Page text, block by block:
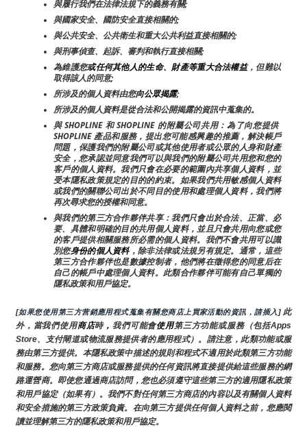
與履行我們在法律法規下的義務有關;
與國家安全、國防安全直接相關的;
與公共安全、公共衛生和重大公共利益直接相關的;
與刑事偵查、起訴、審判和執行直接相關;
為維護您或任何其他人的生命、財產等重大合法權益，但難以
取得該人的同意;
所涉及的個人資料由您向公眾揭露;
所涉及的個人資料是從合法和公開揭露的資訊中蒐集的。
與 SHOPLINE 和 SHOPLINE 的附屬公司共用：為了向您提供
SHOPLINE 產品和服務，提出您可能感興趣的推薦，解決帳戶
問題，保護我們的附屬公司或其他使用者或公眾的人身和財產
安全，您承認並同意我們可以與我們的附屬公司共用您和您的
客戶的個人資料。我們只會在必要的範圍內共享個人資料，並
受本隱私政策規定的目的的約束。如果我們共用敏感個人資料
或我們的關聯公司出於不同目的使用和處理個人資料，我們將
再次尋求您的授權和同意。
與我們的第三方合作夥伴共享：我們只會出於合法、正當、必
要、具體和明確的目的共用個人資料，並且只會共用向您或您
的客戶提供相關服務所必需的個人資料。我們不會共用可以識
別您身份的個人資料，除非法律或法規另有規定。通常，這些
第三方合作夥伴也是數據控制者，他們將在徵得您的同意后在
自己的帳戶中處理個人資料。此類合作夥伴可能有自己單獨的
隱私政策和用戶協定。
[如果您使用第三方营銷應用程式蒐集有關您商店上買家活動的資訊，請插入] 此
外，當我們使用商店時，我們可能會使用第三方功能或服務（包括Apps
Store、支付閘道或物流服務提供者的應用程式）。請注意，此類功能或服
務由第三方提供。本隱私政策中描述的規則和程式不適用於此類第三方功能
和服務。您向第三方商店或服務提供的任何資訊將直接提供給這些服務的網
路運營商。即使您通過商店訪問，您也必須遵守這些第三方的適用隱私政策
和用戶協定（如果有）。我們不對任何第三方商店的內容以及有關個人資料
和安全措施的第三方政策負責。在向第三方提供任何個人資料之前，您應閱
讀並理解第三方的隱私政策和用戶協定。